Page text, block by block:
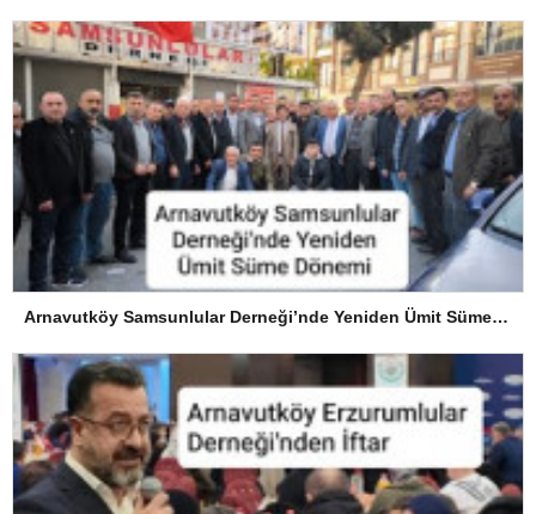
Arnavutköy Samsunlular Derneği’nde Yeniden Ümit Süme Dönemi